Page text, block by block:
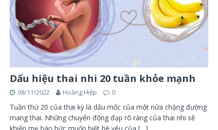
Dấu hiệu thai nhi 20 tuần khỏe mạnh
08/11/2022 Hoàng Hiệp 0
Tuần thứ 20 của thai kỳ là dấu mốc của một nửa chặng đường
mang thai. Những chuyển động đạp rõ ràng của thai nhi sẽ